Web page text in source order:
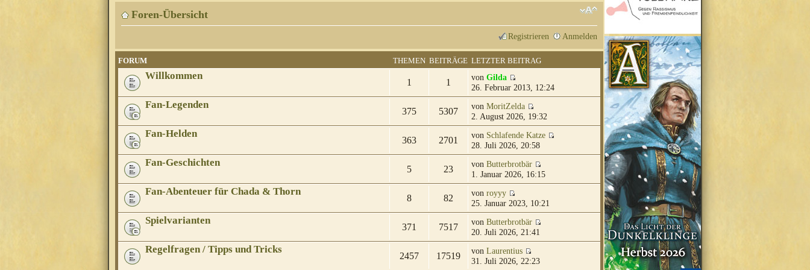
Foren-Übersicht
Registrieren Anmelden
FORUM THEMEN BEITRÄGE LETZTER BEITRAG
Willkommen
1 1 von Gilda
26. Februar 2013, 12:24
Fan-Legenden
375 5307 von MoritZelda
2. August 2026, 19:32
Fan-Helden
363 2701 von Schlafende Katze
28. Juli 2026, 20:58
Fan-Geschichten
5 23 von Butterbrotbär
1. Januar 2026, 16:15
Fan-Abenteuer für Chada & Thorn
8 82 von royyy
25. Januar 2023, 10:21
Spielvarianten
371 7517 von Butterbrotbär
20. Juli 2026, 21:41
Regelfragen / Tipps und Tricks
2457 17519 von Laurentius
31. Juli 2026, 22:23